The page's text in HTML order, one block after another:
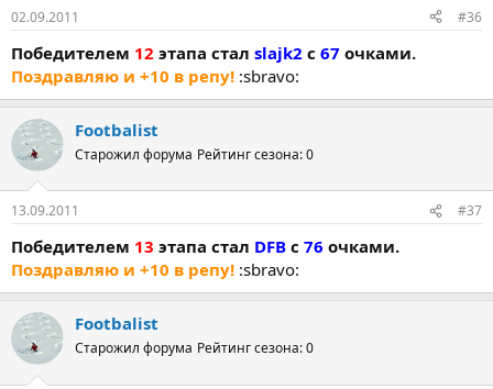
02.09.2011 #36
Победителем 12 этапа стал slajk2 с 67 очками.
Поздравляю и +10 в репу! :sbravo:
Footbalist
Старожил форума Рейтинг сезона: 0
13.09.2011 #37
Победителем 13 этапа стал DFB с 76 очками.
Поздравляю и +10 в репу! :sbravo:
Footbalist
Старожил форума Рейтинг сезона: 0